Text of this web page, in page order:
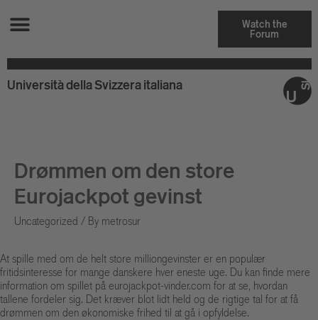
Watch the
Forum
Università della Svizzera italiana
Drømmen om den store
Eurojackpot gevinst
Uncategorized / By metrosur
At spille med om de helt store milliongevinster er en populær
fritidsinteresse for mange danskere hver eneste uge. Du kan finde mere
information om spillet på eurojackpot-vinder.com for at se, hvordan
tallene fordeler sig. Det kræver blot lidt held og de rigtige tal for at få
drømmen om den økonomiske frihed til at gå i opfyldelse.